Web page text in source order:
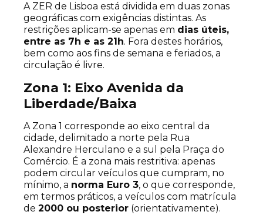
A ZER de Lisboa está dividida em duas zonas
geográficas com exigências distintas. As
restrições aplicam-se apenas em dias úteis,
entre as 7h e as 21h. Fora destes horários,
bem como aos fins de semana e feriados, a
circulação é livre.
Zona 1: Eixo Avenida da
Liberdade/Baixa
A Zona 1 corresponde ao eixo central da
cidade, delimitado a norte pela Rua
Alexandre Herculano e a sul pela Praça do
Comércio. É a zona mais restritiva: apenas
podem circular veículos que cumpram, no
mínimo, a norma Euro 3, o que corresponde,
em termos práticos, a veículos com matrícula
de 2000 ou posterior (orientativamente).